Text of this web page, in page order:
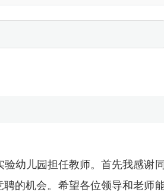
幼儿园担任教师。首先我感谢同
的机会。希望各位领导和老师